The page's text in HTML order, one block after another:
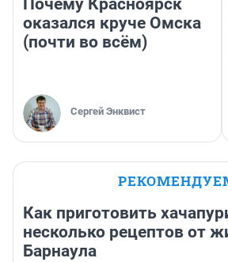
Почему Красноярск
оказался круче Омска
(почти во всём)
Сергей Энквист
Как приготовить
несколько рецептов от
Барнаула